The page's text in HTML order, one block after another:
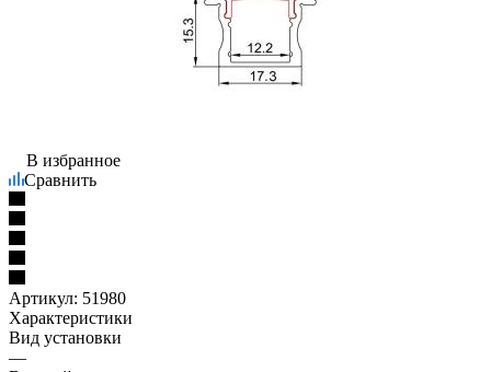
В избранное
Сравнить
Артикул: 51980
Характеристики
Вид установки
—